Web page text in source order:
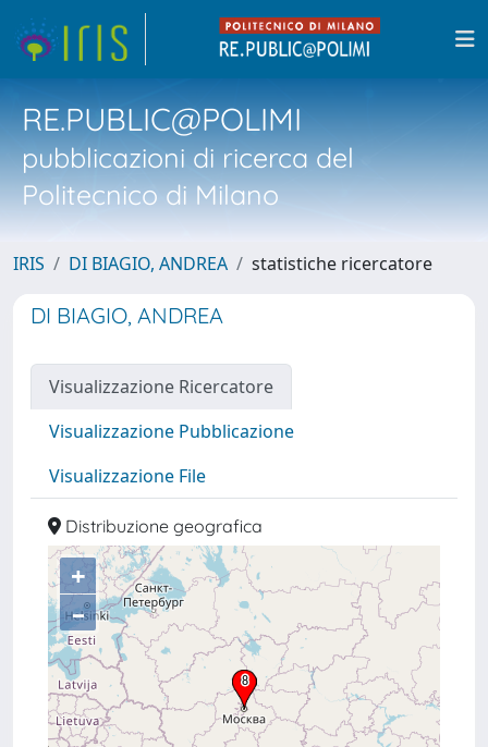
RE.PUBLIC@POLIMI
pubblicazioni di ricerca del
Politecnico di Milano
IRIS DI BIAGIO, ANDREA statistiche ricercatore
DI BIAGIO, ANDREA
Visualizzazione Ricercatore
Visualizzazione Pubblicazione
Visualizzazione File
Distribuzione geografica
+
–